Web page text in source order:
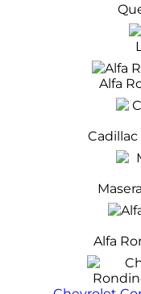
Alfa
Alfa